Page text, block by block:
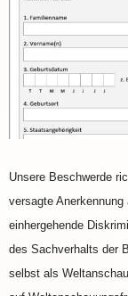
Unsere Beschwerde
versagte
einhergehende
des Sachverhalts der
selbst als